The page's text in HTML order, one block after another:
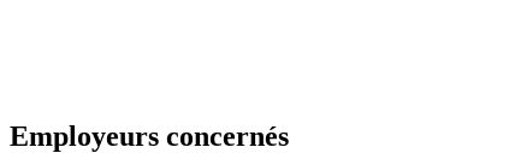
Employeurs concernés